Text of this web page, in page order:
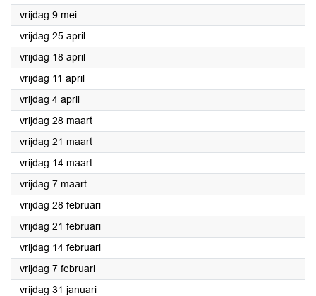
vrijdag 9 mei2025
vrijdag 25 april2025
vrijdag 18 april2025
vrijdag 11 april2025
vrijdag 4 april2025
vrijdag 28 maart2025
vrijdag 21 maart2025
vrijdag 14 maart2025
vrijdag 7 maart2025
vrijdag 28 februari2025
vrijdag 21 februari2025
vrijdag 14 februari2025
vrijdag 7 februari2025
vrijdag 31 januari2025